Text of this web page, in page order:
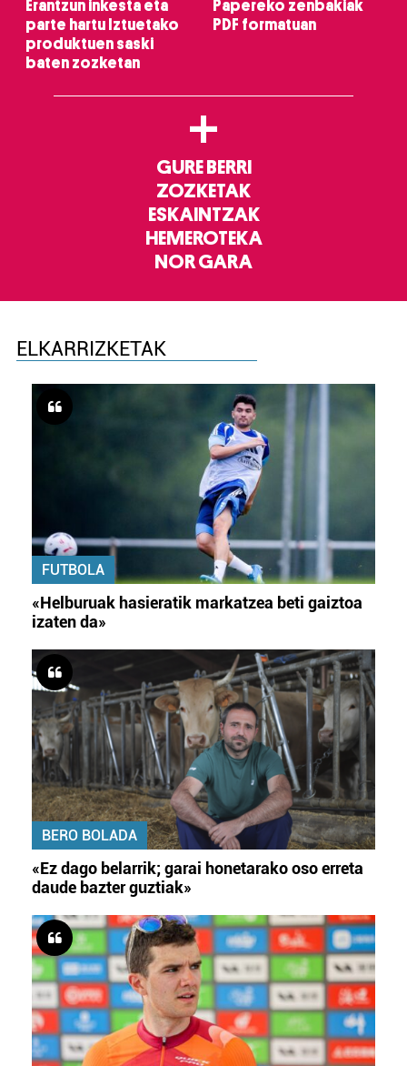
Erantzun inkesta eta
parte hartu Iztuetako
produktuen saski
baten zozketan
Papereko zenbakiak
PDF formatuan
+
GURE BERRI
ZOZKETAK
ESKAINTZAK
HEMEROTEKA
NOR GARA
ELKARRIZKETAK
FUTBOLA
«Helburuak hasieratik markatzea beti gaiztoa
izaten da»
BERO BOLADA
«Ez dago belarrik; garai honetarako oso erreta
daude bazter guztiak»